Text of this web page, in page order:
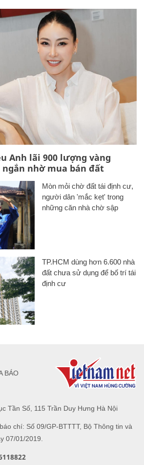
Anh lãi 900 lượng vàng
nhờ mua bán đất
Mòn mỏi chờ đất tái định cư,
người dân 'mắc kẹt' trong
những căn nhà chờ sập
TP.HCM dùng hơn 6.600 nhà
đất chưa sử dụng để bố trí tái
định cư
Tần Số, 115 Trần Duy Hưng Hà Nội
chí: Số 09/GP-BTTTT, Bộ Thông tin và
07/01/2019.
BÁO